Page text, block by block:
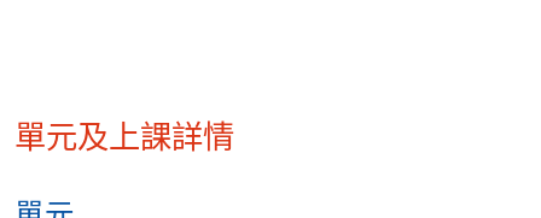
單元及上課詳情